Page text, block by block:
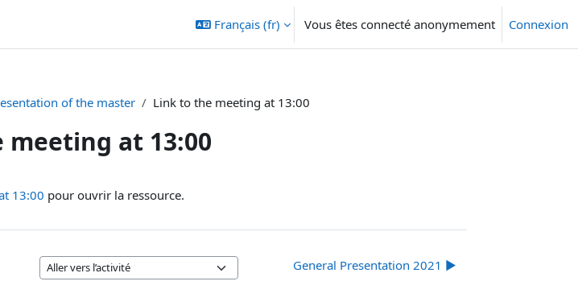
Français ‎(fr)‎ Vous êtes connecté anonymement Connexion
of the master Link to the meeting at 13:00
at 13:00
13:00 pour ouvrir la ressource.
Aller vers l’activité
General Presentation 2021 ▶︎